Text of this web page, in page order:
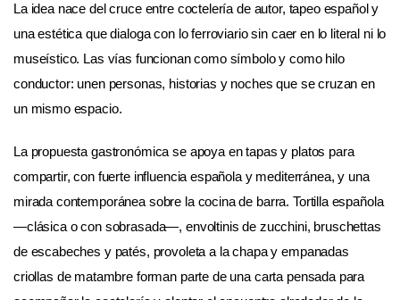
La idea nace del cruce entre coctelería de autor, tapeo español y
una estética que dialoga con lo ferroviario sin caer en lo literal ni lo
museístico. Las vías funcionan como símbolo y como hilo
conductor: unen personas, historias y noches que se cruzan en
un mismo espacio.
La propuesta gastronómica se apoya en tapas y platos para
compartir, con fuerte influencia española y mediterránea, y una
mirada contemporánea sobre la cocina de barra. Tortilla española
—clásica o con sobrasada—, envoltinis de zucchini, bruschettas
de escabeches y patés, provoleta a la chapa y empanadas
criollas de matambre forman parte de una carta pensada para